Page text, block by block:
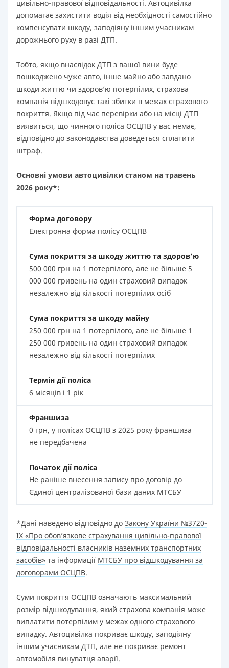
цивільно-правової відповідальності. Автоцивілка
допомагає захистити водія від необхідності самостійно
компенсувати шкоду, заподіяну іншим учасникам
дорожнього руху в разі ДТП.
Тобто, якщо внаслідок ДТП з вашої вини буде
пошкоджено чуже авто, інше майно або завдано
шкоди життю чи здоров’ю потерпілих, страхова
компанія відшкодовує такі збитки в межах страхового
покриття. Якщо під час перевірки або на місці ДТП
виявиться, що чинного поліса ОСЦПВ у вас немає,
відповідно до законодавства доведеться сплатити
штраф.
Основні умови автоцивілки станом на травень
2026 року*:
Форма договору
Електронна форма полісу ОСЦПВ
Сума покриття за шкоду життю та здоров’ю
500 000 грн на 1 потерпілого, але не більше 5
000 000 гривень на один страховий випадок
незалежно від кількості потерпілих осіб
Сума покриття за шкоду майну
250 000 грн на 1 потерпілого, але не більше 1
250 000 гривень на один страховий випадок
незалежно від кількості потерпілих
Термін дії поліса
6 місяців і 1 рік
Франшиза
0 грн, у полісах ОСЦПВ з 2025 року франшиза
не передбачена
Початок дії поліса
Не раніше внесення запису про договір до
Єдиної централізованої бази даних МТСБУ
*Дані наведено відповідно до Закону України №3720-
IX «Про обов’язкове страхування цивільно-правової
відповідальності власників наземних транспортних
засобів» та інформації МТСБУ про відшкодування за
договорами ОСЦПВ.
Суми покриття ОСЦПВ означають максимальний
розмір відшкодування, який страхова компанія може
виплатити потерпілим у межах одного страхового
випадку. Автоцивілка покриває шкоду, заподіяну
іншим учасникам ДТП, але не покриває ремонт
автомобіля винуватця аварії.